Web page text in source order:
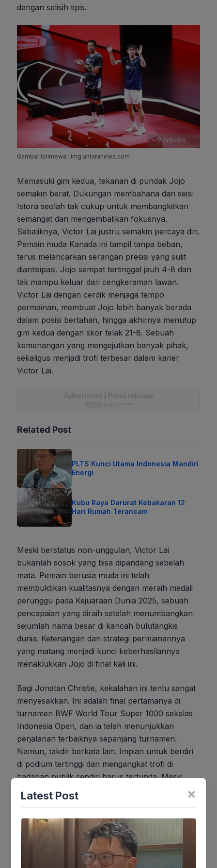
dengan selisih tipis.
Gambar Istimewa : img.antaranews.com
Memasuki gim kedua, tekanan di pundak Jojo
semakin berat. Dukungan membahana dari seisi
Istora seolah tak cukup untuk membangkitkan
semangat dan mengembalikan fokusnya.
Sebaliknya, Victor Lai justru semakin percaya diri.
Pemain muda Kanada ini tampil tanpa beban,
terus melancarkan serangan presisi yang sulit
diantisipasi. Jojo sempat tertinggal jauh 4-8 dan
tak mampu keluar dari cengkeraman lawan.
Victor Lai dengan cerdik menjaga tempo
permainan, membuat Jojo lebih banyak berada
dalam posisi bertahan, hingga akhirnya menutup
gim kedua dengan skor telak 21-8. Sebuah
kemenangan yang mengejutkan banyak pihak,
sekaligus menjadi trofi terbesar dalam karier
Victor Lai.
Related Post
PLTS Kunci Utama Indonesia Mandiri
Energi
Kubu Raya Darurat Kebakaran 12
Hari Rumah Terancam
Meski berstatus non-unggulan, Victor Lai
bukanlah sosok yang bisa dipandang sebelah
mata. Pemain berusia muda ini telah
membuktikan kualitasnya dengan meraih medali
perunggu pada Kejuaraan Dunia 2025, sebuah
pencapaian yang diraih setelah menumbangkan
sejumlah nama besar di kancah bulutangkis
dunia. Ketenangan dan strategi permainannya
yang matang menjadi kunci keberhasilannya
menaklukkan Jojo di final kali ini.
Bagi Jonatan Christie, kekalahan ini tentu sangat
menyesakkan. Ini adalah final pertamanya di
turnamen BWF World Tour Super 1000 sekelas
Indonesia Open, dan ia telah menunjukkan
perjalanan terbaiknya sepanjang turnamen.
Namun, takdir berkata lain. Impian untuk berdiri
di podium tertinggi dan mengangkat trofi di
hadapan publik sendiri harus tertunda. Meski
demikian, pencapaiannya menembus final patut
diapresiasi, menjadi bukti bahwa ia masih
dimiliki Indonesia. Perjalanan masih panjang, dan
publik tentu berharap Jojo bisa bangkit lebih kuat
di turnamen berikutnya.
×
Latest Post